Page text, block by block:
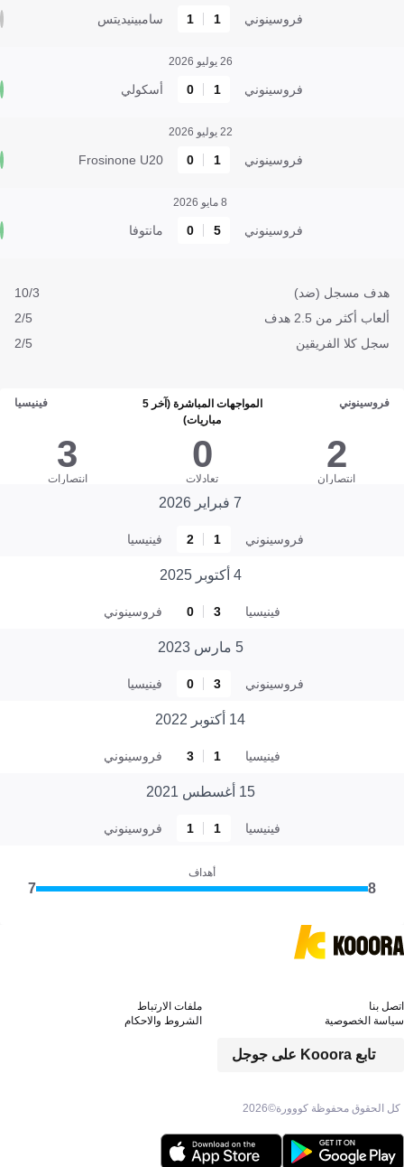
فروسينوني 1
1 سامبينيديتس
26 يوليو 2026
فروسينوني 1
0 أسكولي
22 يوليو 2026
فروسينوني 1
0
Frosinone U20
8 مايو 2026
فروسينوني 5
0 مانتوفا
هدف مسجل (ضد)
10/3
ألعاب أكثر من 2.5 هدف
2/5
سجل كلا الفريقين
2/5
فروسينوني
المواجهات المباشرة (آخر 5
مباريات)
فينيسيا
2
انتصاران
0
تعادلات
3
انتصارات
7 فبراير 2026
فروسينوني 1
2 فينيسيا
4 أكتوبر 2025
فينيسيا 3
0 فروسينوني
5 مارس 2023
فروسينوني 3
0 فينيسيا
14 أكتوبر 2022
فينيسيا 1
3 فروسينوني
15 أغسطس 2021
فينيسيا 1
1 فروسينوني
أهداف
8
7
كل الحقوق محفوظة كووورة©2026
تابع Kooora على جوجل
اتصل بنا
ملفات الارتباط
سياسة الخصوصية
الشروط والاحكام